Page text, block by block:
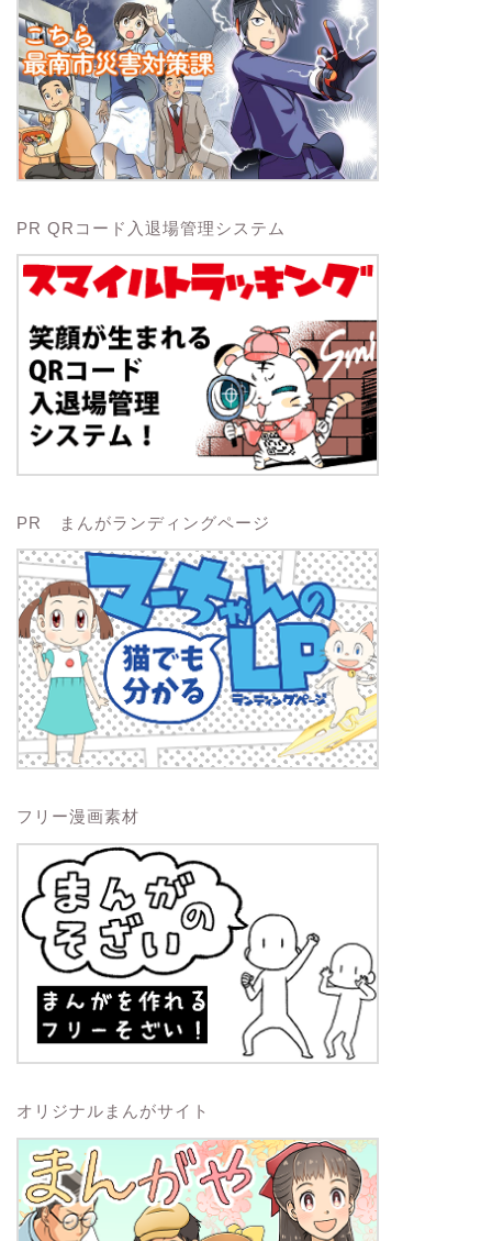
PR QRコード入退場管理システム
PR まんがランディングページ
フリー漫画素材
オリジナルまんがサイト